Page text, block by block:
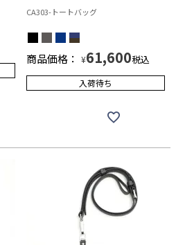
CA303-トートバッグ
商品価格： ¥61,600税込
入荷待ち